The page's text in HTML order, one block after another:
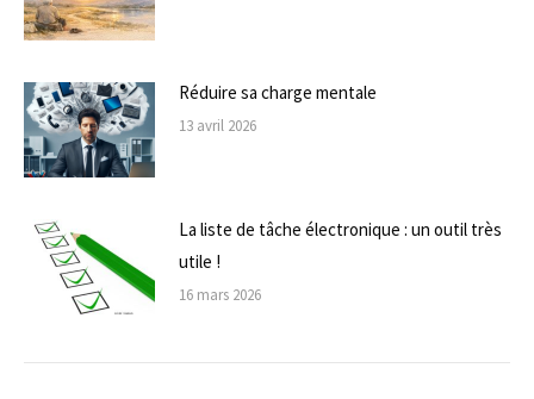
Réduire sa charge mentale
13 avril 2026
La liste de tâche électronique : un outil très
utile !
16 mars 2026